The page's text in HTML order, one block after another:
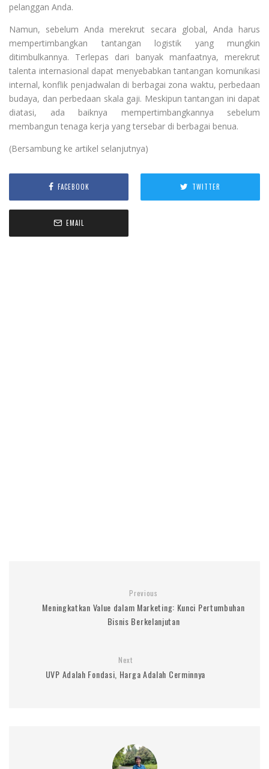
pelanggan Anda.
Namun, sebelum Anda merekrut secara global, Anda harus
mempertimbangkan tantangan logistik yang mungkin
ditimbulkannya. Terlepas dari banyak manfaatnya, merekrut
talenta internasional dapat menyebabkan tantangan komunikasi
internal, konflik penjadwalan di berbagai zona waktu, perbedaan
budaya, dan perbedaan skala gaji. Meskipun tantangan ini dapat
diatasi, ada baiknya mempertimbangkannya sebelum
membangun tenaga kerja yang tersebar di berbagai benua.
(Bersambung ke artikel selanjutnya)
FACEBOOK TWITTER
EMAIL
Previous
Meningkatkan Value dalam Marketing: Kunci Pertumbuhan
Bisnis Berkelanjutan
Next
UVP Adalah Fondasi, Harga Adalah Cerminnya